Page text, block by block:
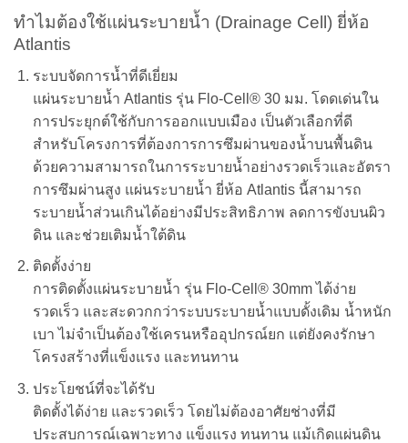
ทำไมต้องใช้แผ่นระบายน้ำ (Drainage Cell) ยี่ห้อ
Atlantis
ระบบจัดการน้ำที่ดีเยี่ยม
แผ่นระบายน้ำ Atlantis รุ่น Flo-Cell® 30 มม. โดดเด่นใน
การประยุกต์ใช้กับการออกแบบเมือง เป็นตัวเลือกที่ดี
สำหรับโครงการที่ต้องการการซึมผ่านของน้ำบนพื้นดิน
ด้วยความสามารถในการระบายน้ำอย่างรวดเร็วและอัตรา
การซึมผ่านสูง แผ่นระบายน้ำ ยี่ห้อ Atlantis นี้สามารถ
ระบายน้ำส่วนเกินได้อย่างมีประสิทธิภาพ ลดการขังบนผิว
ดิน และช่วยเติมน้ำใต้ดิน
ติดตั้งง่าย
การติดตั้งแผ่นระบายน้ำ รุ่น Flo-Cell® 30mm ได้ง่าย
รวดเร็ว และสะดวกกว่าระบบระบายน้ำแบบดั้งเดิม น้ำหนัก
เบา ไม่จำเป็นต้องใช้เครนหรืออุปกรณ์ยก แต่ยังคงรักษา
โครงสร้างที่แข็งแรง และทนทาน
ประโยชน์ที่จะได้รับ
ติดตั้งได้ง่าย และรวดเร็ว โดยไม่ต้องอาศัยช่างที่มี
ประสบการณ์เฉพาะทาง แข็งแรง ทนทาน แม้เกิดแผ่นดิน